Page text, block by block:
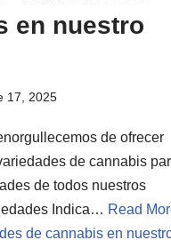
en nuestro
17, 2025
de ofrecer
de cannabis
de todos nuestros
Indica… Read
de cannabis en